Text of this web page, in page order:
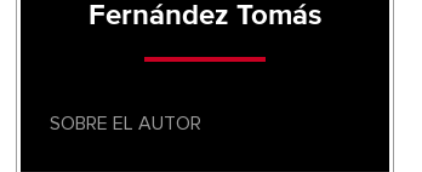
Fernández Tomás
SOBRE EL AUTOR